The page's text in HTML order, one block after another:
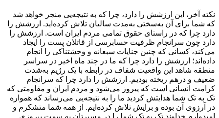
نکته آخر، این ارزشش را دارد، چرا که به نتیجه‌یی منجر خواهد شد
که شما برای آن به‌سختی به‌مدت سالیان تلاش کرده‌اید. ارزشش را
دارد چرا که در راستای حقوق تمامی مردم ایران است. ارزشش را
دارد چون سرانجام ظرفیت حسابرسی از قاتلان پست را ایجاد
می‌کند، کسانی که چنین جنایات سبعانه و وحشتناکی را انجام
داده‌اند؛ ارزشش را دارد چرا که ما در چند ماه اخیر در سراسر
منطقه شاهد این واقعیت شفاف در رابطه با یک رژیم به‌شدت
ضعیف و درهم ریخته بودیم. ارزشش را دارد چرا که سرانجام
کرامت انسانی است که پیروز می‌شود و مردم ایران و مقاومتی که
تک به تک شما هدایتش کردید ما را به نتیجه‌یی می‌رساند که همواره
در آرزوی آن بوده و برایش تلاش کرده‌ایم. از همه شما متشکرم و